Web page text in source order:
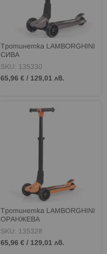
Тротинетка LAMBORGHINI
СИВА
SKU: 135330
65,96 € / 129,01 лв.
Тротинетка LAMBORGHINI
ОРАНЖЕВА
SKU: 135328
65,96 € / 129,01 лв.